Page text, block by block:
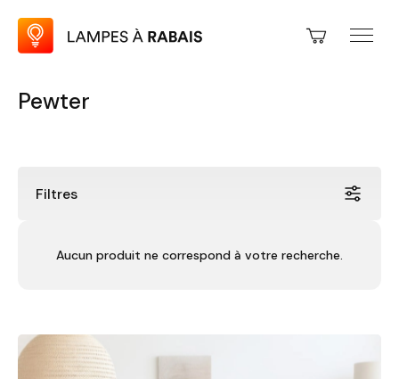
Pewter
Filtres
Rabais
Pièce
Aucun produit ne correspond à votre recherche.